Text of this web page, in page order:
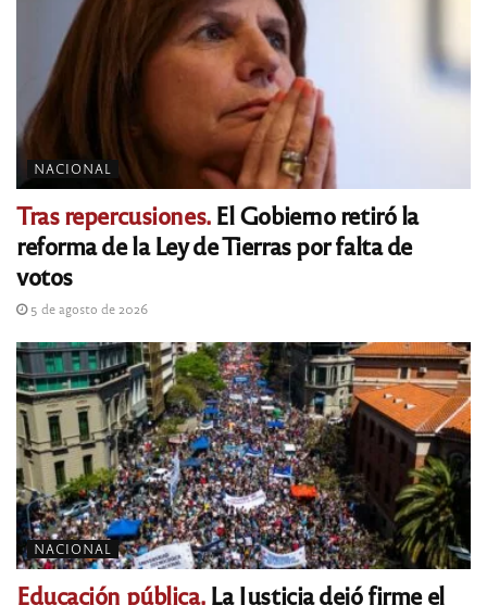
NACIONAL
Tras repercusiones.El Gobierno retiró la
reforma de la Ley de Tierras por falta de
votos
5 de agosto de 2026
NACIONAL
Educación pública.La Justicia dejó firme el